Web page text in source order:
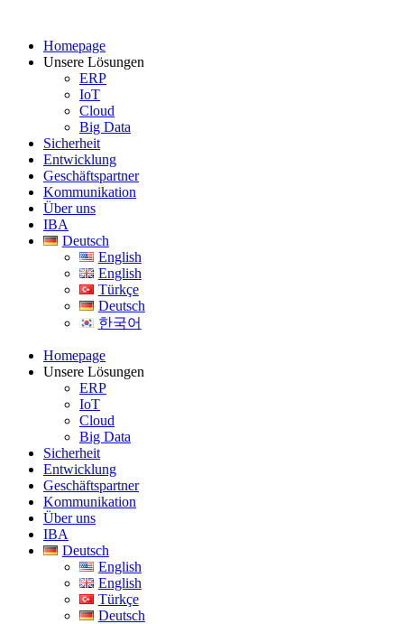
Homepage
Unsere Lösungen
ERP
IoT
Cloud
Big Data
Sicherheit
Entwicklung
Geschäftspartner
Kommunikation
Über uns
IBA
Deutsch
English
English
Türkçe
Deutsch
한국어
Homepage
Unsere Lösungen
ERP
IoT
Cloud
Big Data
Sicherheit
Entwicklung
Geschäftspartner
Kommunikation
Über uns
IBA
Deutsch
English
English
Türkçe
Deutsch